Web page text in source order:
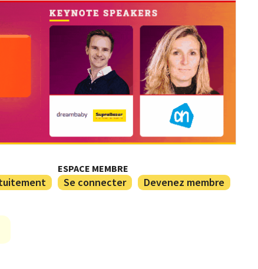
ESPACE MEMBRE
Se connecter Devenez membre